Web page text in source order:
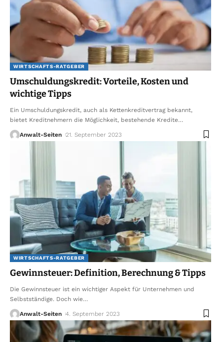
WIRTSCHAFTS-RATGEBER
Umschuldungskredit: Vorteile, Kosten und
wichtige Tipps
Ein Umschuldungskredit, auch als Kettenkreditvertrag bekannt,
bietet Kreditnehmern die Möglichkeit, bestehende Kredite…
Anwalt-Seiten 21. September 2023
WIRTSCHAFTS-RATGEBER
Gewinnsteuer: Definition, Berechnung & Tipps
Die Gewinnsteuer ist ein wichtiger Aspekt für Unternehmen und
Selbstständige. Doch wie…
Anwalt-Seiten 4. September 2023